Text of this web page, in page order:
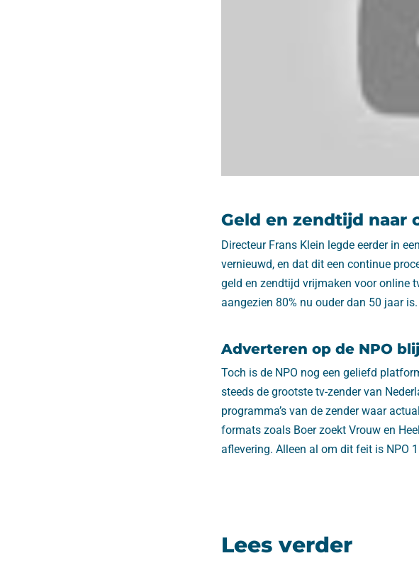
Geld en zendtijd naar
Directeur Frans Klein legde eerder in
vernieuwd, en dat dit een continue
geld en zendtijd vrijmaken voor online
aangezien 80% nu ouder dan 50 jaar is.
Adverteren op de NPO
Toch is de NPO nog een geliefd
steeds de grootste tv-zender van
programma’s van de zender waar
formats zoals Boer zoekt Vrouw en
aflevering. Alleen al om dit feit is NPO
Lees verder